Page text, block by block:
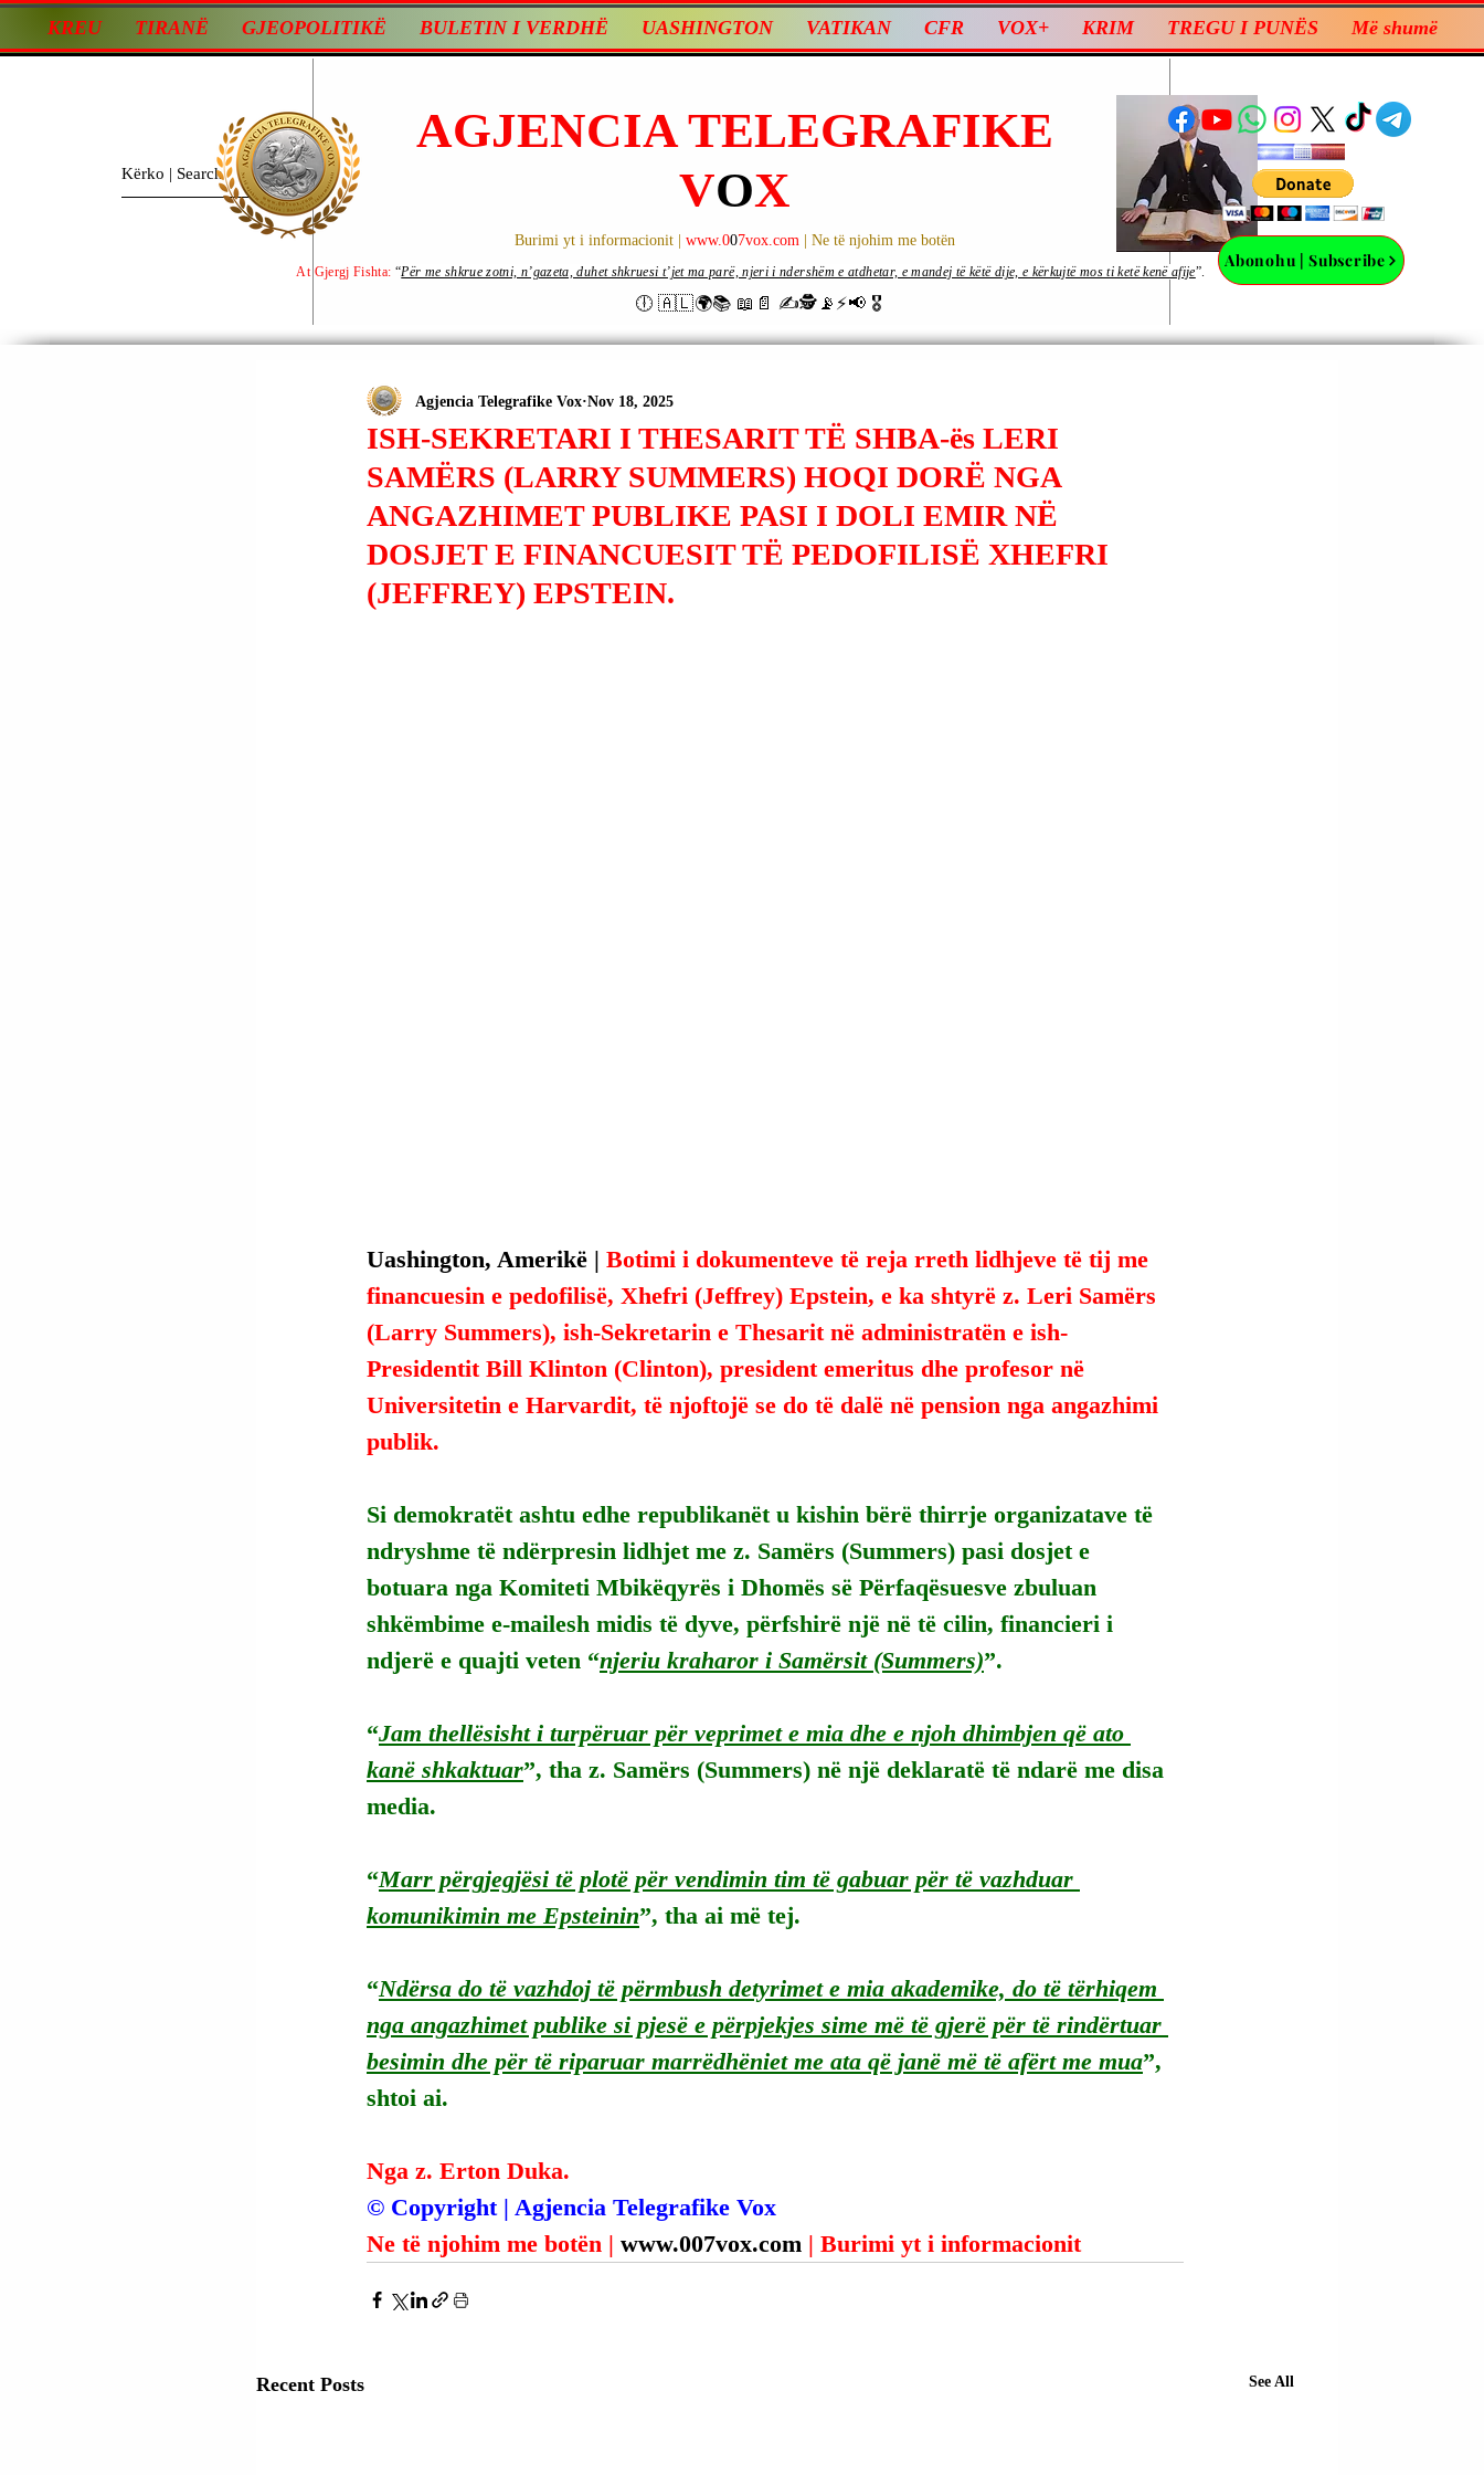
KREU TIRANË GJEOPOLITIKË BULETIN I VERDHË UASHINGTON VATIKAN CFR VOX+ KRIM TREGU I PUNËS Më shumë
AGJENCIA TELEGRAFIKE
VOX
Burimi yt i informacionit | www.007vox.com | Ne të njohim me botën
🕕 🇦🇱🌍📚 📖📄 ✍🕵️📡⚡️📢 🎖
Abonohu | Subscribe
At Gjergj Fishta: “Për me shkrue zotni, n’gazeta, duhet shkruesi t’jet ma parë, njeri i ndershëm e atdhetar, e mandej të këtë dije, e kërkujtë mos ti ketë kenë afije”.
ISH-SEKRETARI I THESARIT TË SHBA-ës LERI
SAMËRS (LARRY SUMMERS) HOQI DORË NGA
ANGAZHIMET PUBLIKE PASI I DOLI EMIR NË
DOSJET E FINANCUESIT TË PEDOFILISË XHEFRI
(JEFFREY) EPSTEIN.
Agjencia Telegrafike Vox Nov 18, 2025
Uashington, Amerikë | Botimi i dokumenteve të reja rreth lidhjeve të tij me
financuesin e pedofilisë, Xhefri (Jeffrey) Epstein, e ka shtyrë z. Leri Samërs
(Larry Summers), ish-Sekretarin e Thesarit në administratën e ish-
Presidentit Bill Klinton (Clinton), president emeritus dhe profesor në
Universitetin e Harvardit, të njoftojë se do të dalë në pension nga angazhimi
publik.
Si demokratët ashtu edhe republikanët u kishin bërë thirrje organizatave të
ndryshme të ndërpresin lidhjet me z. Samërs (Summers) pasi dosjet e
botuara nga Komiteti Mbikëqyrës i Dhomës së Përfaqësuesve zbuluan
shkëmbime e-mailesh midis të dyve, përfshirë një në të cilin, financieri i
ndjerë e quajti veten “njeriu kraharor i Samërsit (Summers)”.
“Jam thellësisht i turpëruar për veprimet e mia dhe e njoh dhimbjen që ato
kanë shkaktuar”, tha z. Samërs (Summers) në një deklaratë të ndarë me disa
media.
“Marr përgjegjësi të plotë për vendimin tim të gabuar për të vazhduar
komunikimin me Epsteinin”, tha ai më tej.
“Ndërsa do të vazhdoj të përmbush detyrimet e mia akademike, do të tërhiqem
nga angazhimet publike si pjesë e përpjekjes sime më të gjerë për të rindërtuar
besimin dhe për të riparuar marrëdhëniet me ata që janë më të afërt me mua”,
shtoi ai.
Nga z. Erton Duka.
© Copyright | Agjencia Telegrafike Vox
Ne të njohim me botën | www.007vox.com | Burimi yt i informacionit
Recent Posts See All